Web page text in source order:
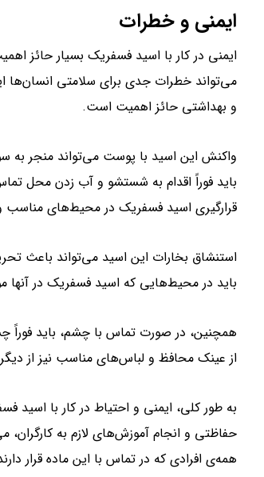
ایمنی و خطرات
ایمنی در کار با اسید فسفریک بسیار حائز
می‌تواند خطرات جدی برای سلامتی انسان‌ها
و بهداشتی حائز اهمیت است.
واکنش این اسید با پوست می‌تواند منجر
باید فوراً اقدام به شستشو و آب زدن محل
قرارگیری اسید فسفریک در محیط‌های مناسب
استنشاق بخارات این اسید می‌تواند باعث
باید در محیط‌هایی که اسید فسفریک در آنها
همچنین، در صورت تماس با چشم، باید فوراً
از عینک محافظ و لباس‌های مناسب نیز از
به طور کلی، ایمنی و احتیاط در کار با اسید
حفاظتی و انجام آموزش‌های لازم به کارگران،
همه‌ی افرادی که در تماس با این ماده قرار